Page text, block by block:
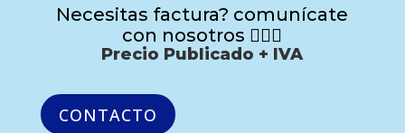
Necesitas factura? comunícate
con nosotros 🙋🏻‍♂️
Precio Publicado + IVA
CONTACTO